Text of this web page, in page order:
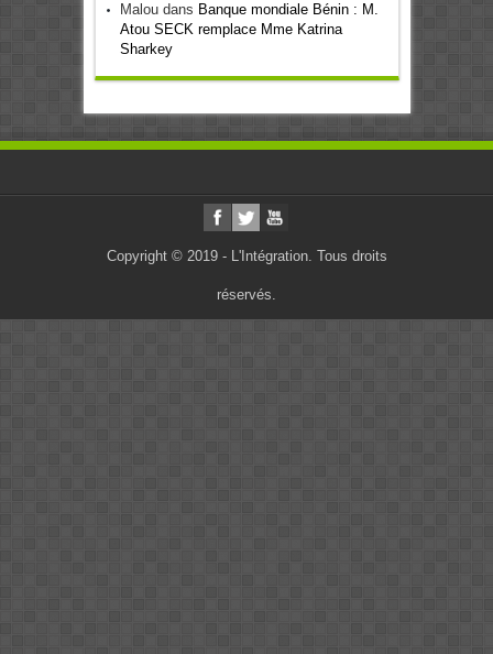
Maloudans Banque mondiale Bénin : M.
Atou SECK remplace Mme Katrina
Sharkey
Copyright © 2019 - L'Intégration. Tous droits
réservés.